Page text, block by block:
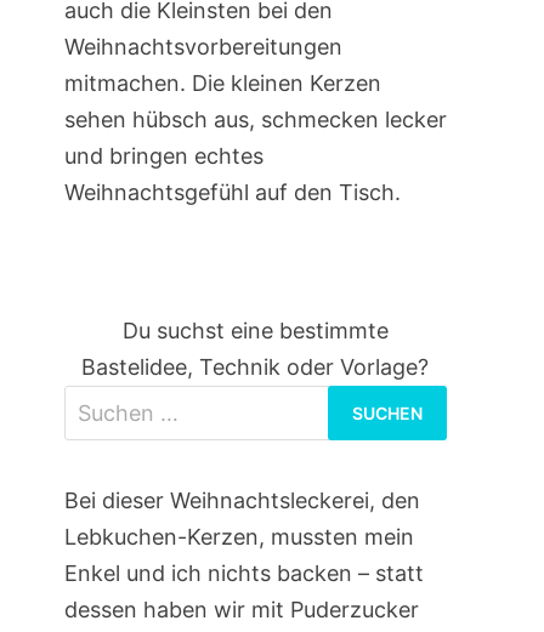
auch die Kleinsten bei den
Weihnachtsvorbereitungen
mitmachen. Die kleinen Kerzen
sehen hübsch aus, schmecken lecker
und bringen echtes
Weihnachtsgefühl auf den Tisch.
Du suchst eine bestimmte
Bastelidee, Technik oder Vorlage?
nach:
Bei dieser Weihnachtsleckerei, den
Lebkuchen-Kerzen, mussten mein
Enkel und ich nichts backen – statt
dessen haben wir mit Puderzucker